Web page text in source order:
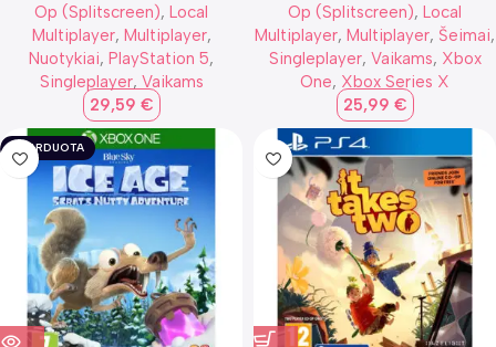
Op (Splitscreen), Local
Multiplayer, Multiplayer,
Nuotykiai, PlayStation 5,
Singleplayer, Vaikams
29,59 €
Op (Splitscreen), Local
Multiplayer, Multiplayer, Šeimai,
Singleplayer, Vaikams, Xbox
One, Xbox Series X
25,99 €
IŠPARDUOTA